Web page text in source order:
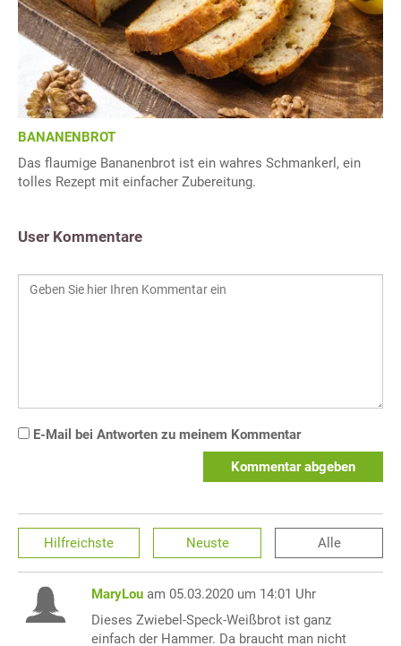
BANANENBROT
Das flaumige Bananenbrot ist ein wahres Schmankerl, ein
tolles Rezept mit einfacher Zubereitung.
User Kommentare
E-Mail bei Antworten zu meinem Kommentar
Kommentar abgeben
Hilfreichste Neuste Alle
MaryLou am 05.03.2020 um 14:01 Uhr
Dieses Zwiebel-Speck-Weißbrot ist ganz
einfach der Hammer. Da braucht man nicht